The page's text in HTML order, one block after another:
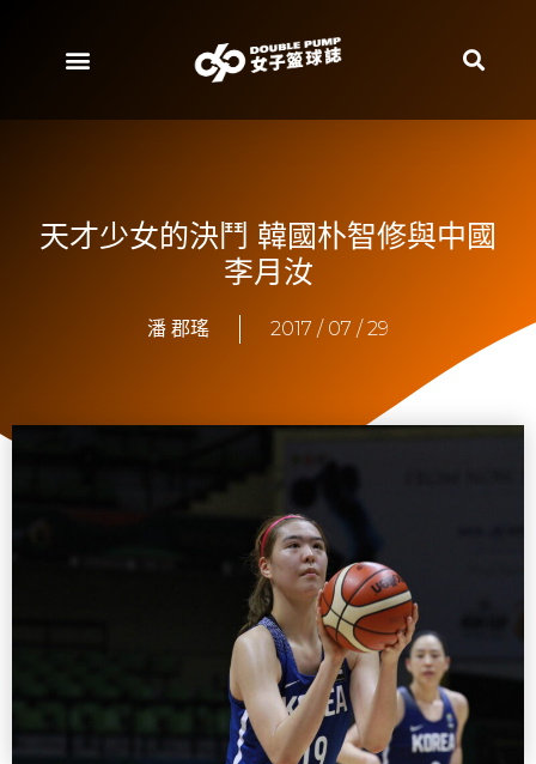
天才少女的決鬥 韓國朴智修與中國
李月汝
潘 郡瑤 2017 / 07 / 29